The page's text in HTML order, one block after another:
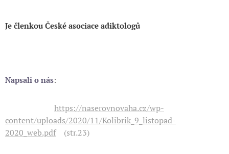
Je členkou České asociace adiktologů
Napsali o nás:
https://naserovnovaha.cz/wp-
content/uploads/2020/11/Kolibrik_9_listopad-
2020_web.pdf(str.23)